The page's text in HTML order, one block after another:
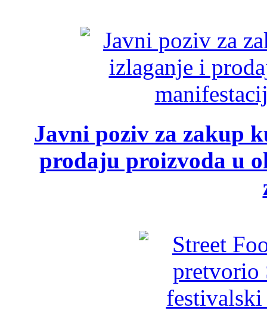
Javni poziv za zakup
prodaju proizvoda u